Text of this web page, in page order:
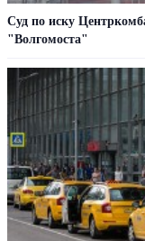
Суд по иску
"Волгомоста"